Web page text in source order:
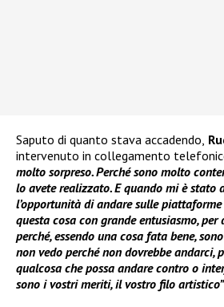
Saputo di quanto stava accadendo,
intervenuto in collegamento
molto sorpreso. Perché sono molto
lo avete realizzato. E quando mi è stato
l’opportunità di andare sulle
questa cosa con grande entusiasmo,
perché, essendo una cosa fata bene,
non vedo perché non dovrebbe andarci,
qualcosa che possa andare contro o
sono i vostri meriti, il vostro filo artistico”